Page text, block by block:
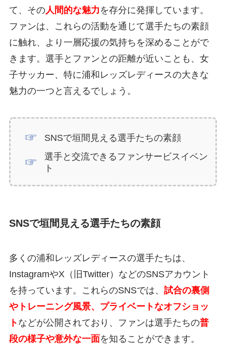
て、その人間的な魅力 を存分に発揮しています。
ファンは、これらの活動を通じて選手たちの素顔
に触れ、より一層応援の気持ちを深めることがで
きます。選手とファンとの距離が近いことも、女
子サッカー、特に浦和レッズレディースの大きな
魅力の一つと言えるでしょう。
SNSで垣間見える選手たちの素顔
選手と交流できるファンサービスイベン
ト
SNSで垣間見える選手たちの素顔
多くの浦和レッズレディースの選手たちは、
InstagramやX（旧Twitter）などのSNSアカウント
を持っています。これらのSNSでは、 試合の裏側
やトレーニング風景、プライベートなオフショッ
ト などが公開されており、ファンは選手たちの普
段の様子や意外な一面を知ることができます。